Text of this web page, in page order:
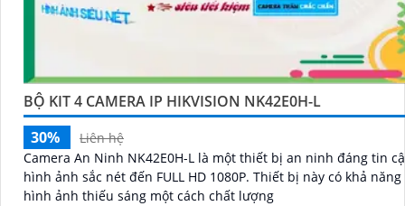
BỘ KIT 4 CAMERA IP HIKVISION NK42E0H-L
30%
Liên hệ
Camera An Ninh NK42E0H-L là một thiết bị an ninh đáng tin
hình ảnh sắc nét đến FULL HD 1080P. Thiết bị này có khả năng xử lý
hình ảnh thiếu sáng một cách chất lượng